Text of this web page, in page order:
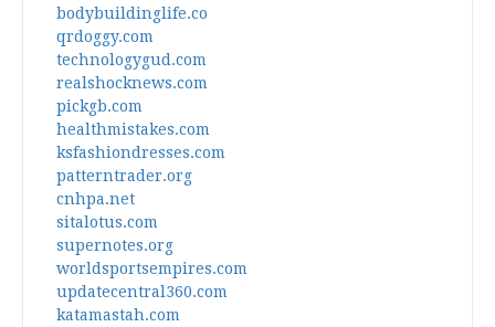
bodybuildinglife.co
qrdoggy.com
technologygud.com
realshocknews.com
pickgb.com
healthmistakes.com
ksfashiondresses.com
patterntrader.org
cnhpa.net
sitalotus.com
supernotes.org
worldsportsempires.com
updatecentral360.com
katamastah.com